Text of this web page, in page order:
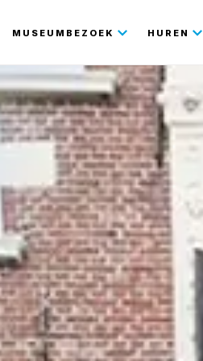
MUSEUMBEZOEK HUREN